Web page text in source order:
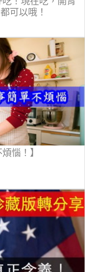
可以哦！
惱！】